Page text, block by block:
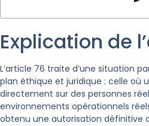
Explication de
L’article 76 traite d’une situation
plan éthique et juridique : celle où
directement sur des personnes
environnements opérationnels
obtenu une autorisation définitive